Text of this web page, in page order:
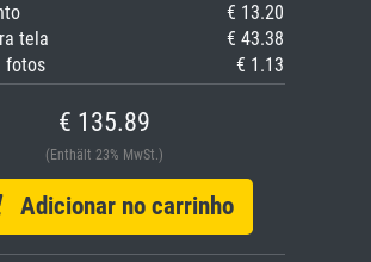
€ 13.20
tela
€ 43.38
fotos
€ 1.13
€ 135.89
(Enthält 23% MwSt.)
Adicionar no carrinho